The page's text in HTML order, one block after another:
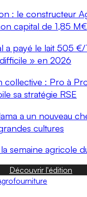
: le constructeur
capital de 1,85 M€
a payé le lait 505
» en 2026
collective : Pro à
sa stratégie RSE
a un nouveau
cultures
semaine agricole
Découvrir l'édition